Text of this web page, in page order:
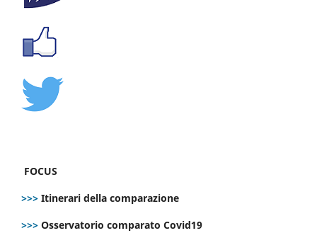
FOCUS
>>> Itinerari della comparazione
>>> Osservatorio comparato Covid19